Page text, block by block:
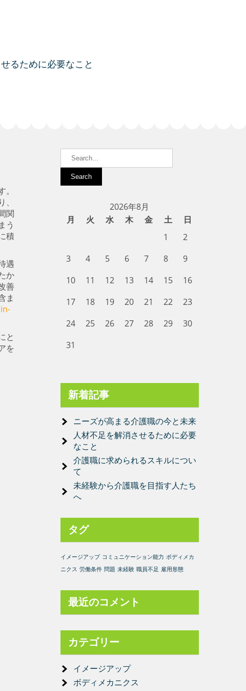
るために必要なこと
関
う
積
遇
か
善
ま
と
を
2026年8月
月
火 水 木 金 土
日
1
2
3
4 5 6 7 8
9
10
11 12 13 14 15
16
17
18 19 20 21 22
23
24
25 26 27 28 29
30
31
新着記事
ニーズが高まる介護職の今と未来
人材不足を解消させるために必要
なこと
介護職に求められるスキルについ
て
未経験から介護職を目指す人たち
へ
タグ
イメージアップ コミュニケーション能力 ボディメカ
ニクス 労働条件 問題 未経験 職員不足 雇用形態
最近のコメント
カテゴリー
イメージアップ
ボディメカニクス